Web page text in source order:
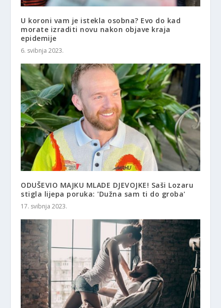
U koroni vam je istekla osobna? Evo do kad
morate izraditi novu nakon objave kraja
epidemije
6. svibnja 2023.
ODUŠEVIO MAJKU MLADE DJEVOJKE! Saši Lozaru
stigla lijepa poruka: 'Dužna sam ti do groba'
17. svibnja 2023.